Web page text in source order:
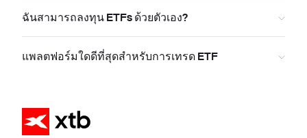
ฉันสามารถลงทุน ETFs ด้วยตัวเอง?
แพลตฟอร์มใดดีที่สุดสำหรับการเทรด ETF